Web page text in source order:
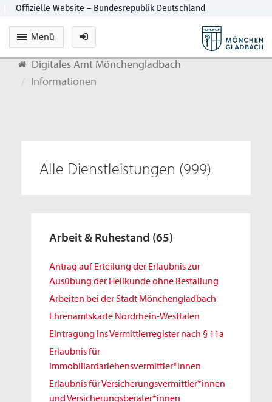
Menü
Digitales Amt Mönchengladbach
Informationen
Alle Dienstleistungen (999)
Arbeit & Ruhestand (65)
Antrag auf Erteilung der Erlaubnis zur
Ausübung der Heilkunde ohne Bestallung
Arbeiten bei der Stadt Mönchengladbach
Ehrenamtskarte Nordrhein-Westfalen
Eintragung ins Vermittlerregister nach § 11a
Erlaubnis für
Immobiliardarlehensvermittler*innen
Erlaubnis für Versicherungsvermittler*innen
und Versicherungsberater*innen